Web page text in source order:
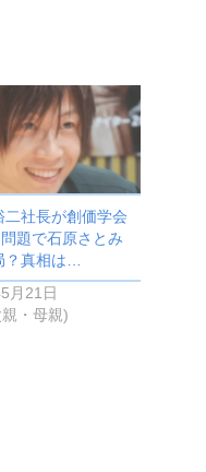
二社長が創価学会
題で石原さとみ
？真相は…
月21日
・母親)